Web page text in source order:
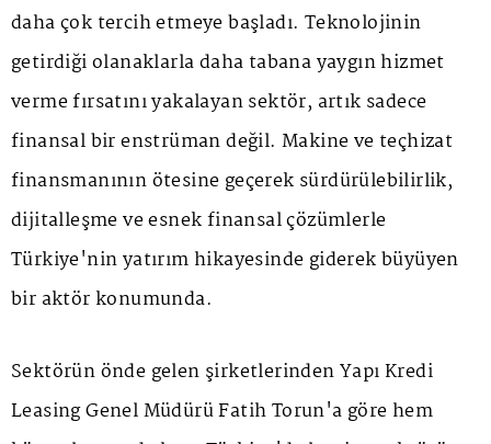
daha çok tercih etmeye başladı. Teknolojinin
getirdiği olanaklarla daha tabana yaygın hizmet
verme fırsatını yakalayan sektör, artık sadece
finansal bir enstrüman değil. Makine ve teçhizat
finansmanının ötesine geçerek sürdürülebilirlik,
dijitalleşme ve esnek finansal çözümlerle
Türkiye'nin yatırım hikayesinde giderek büyüyen
bir aktör konumunda.
Sektörün önde gelen şirketlerinden Yapı Kredi
Leasing Genel Müdürü Fatih Torun'a göre hem